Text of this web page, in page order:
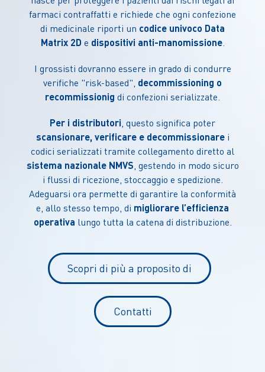
farmaci contraffatti e richiede che ogni confezione
di medicinale riporti un codice univoco Data
Matrix 2D e dispositivi anti-manomissione.
I grossisti dovranno essere in grado di condurre
verifiche "risk-based", decommissioning o
recommissionig di confezioni serializzate.
Per i distributori, questo significa poter
scansionare, verificare e decommissionarei
codici serializzati tramite collegamento diretto al
sistema nazionale NMVS, gestendo in modo sicuro
i flussi di ricezione, stoccaggio e spedizione.
Adeguarsi ora permette di garantire la conformità
e, allo stesso tempo, di migliorare l’efficienza
operativa lungo tutta la catena di distribuzione.
Scopri di più a proposito di
Contatti